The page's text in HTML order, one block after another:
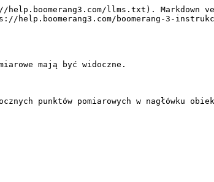
llms.txt). Markdown
boomerang-3-
mają być widoczne.
punktów pomiarowych w nagłówku